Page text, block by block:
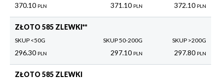
370.10 PLN 371.10 PLN 372.10 PLN
ZŁOTO 585 ZLEWKI**
SKUP <50G
296.30 PLN
SKUP 50-200G
297.10 PLN
SKUP >200G
297.80 PLN
ZŁOTO 585 ZLEWKI